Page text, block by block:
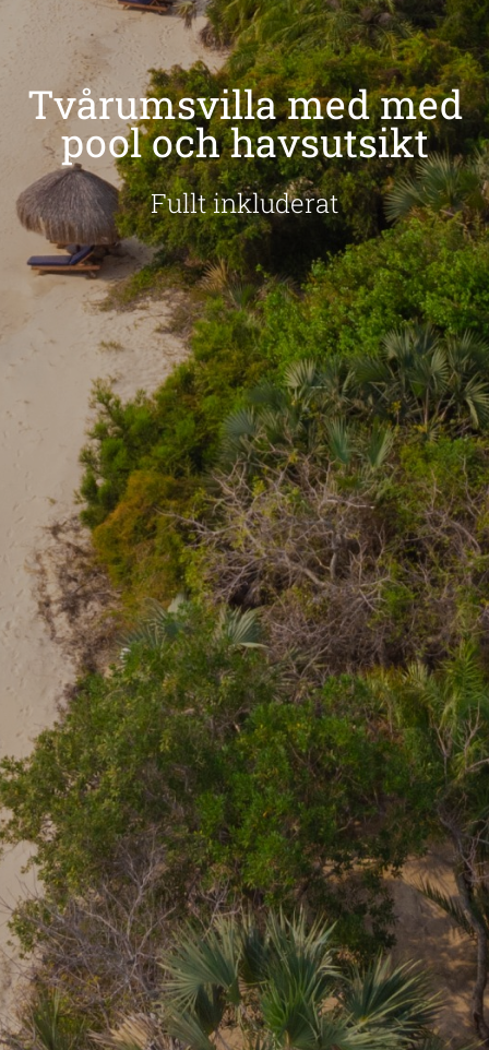
Tvårumsvilla med med
pool och havsutsikt
Fullt inkluderat